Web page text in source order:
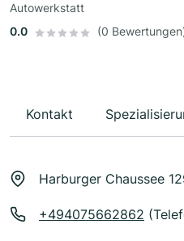
Autowerkstatt
0.0
(0
Kontakt
Harburger Chaussee
+494075662862